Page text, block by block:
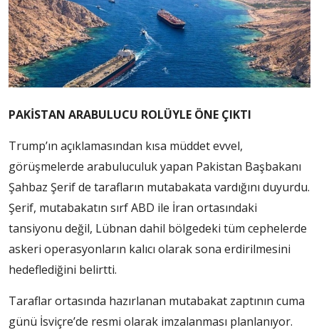
PAKİSTAN ARABULUCU ROLÜYLE ÖNE ÇIKTI
Trump’ın açıklamasından kısa müddet evvel,
görüşmelerde arabuluculuk yapan Pakistan Başbakanı
Şahbaz Şerif de tarafların mutabakata vardığını duyurdu.
Şerif, mutabakatın sırf ABD ile İran ortasındaki
tansiyonu değil, Lübnan dahil bölgedeki tüm cephelerde
askeri operasyonların kalıcı olarak sona erdirilmesini
hedeflediğini belirtti.
Taraflar ortasında hazırlanan mutabakat zaptının cuma
günü İsviçre’de resmi olarak imzalanması planlanıyor.